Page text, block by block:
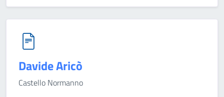
Davide Aricò
Castello Normanno